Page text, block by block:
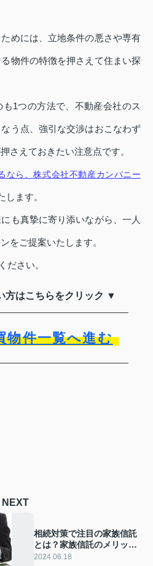
めには、立地条件の悪さや専有
物件の特徴を押さえて住まい探
1つの方法で、不動産会社のス
う点、強引な交渉はおこなわず
さえておきたい注意点です。
なら、株式会社不動産カンパニー
します。
も真摯に寄り添いながら、一人
をご提案いたします。
ください。
方はこちらをクリック ▼
物件一覧へ進む
NEXT
相続対策で注目の家族信託
とは？家族信託のメリット
とデメリットをご紹介
2024.06.18